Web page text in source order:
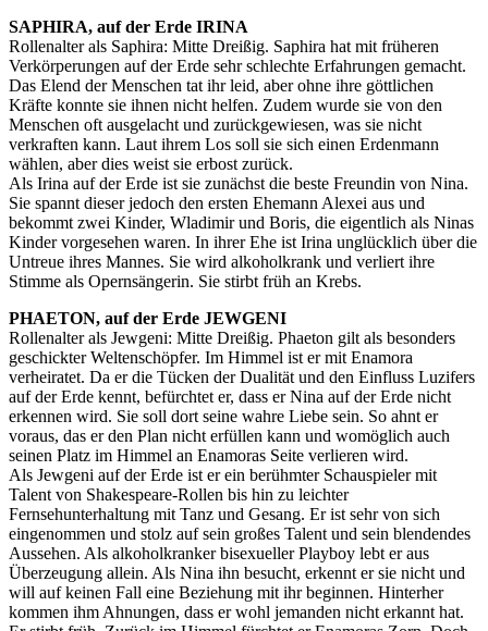
SAPHIRA, auf der Erde IRINA
Rollenalter als Saphira: Mitte Dreißig. Saphira hat mit früheren
Verkörperungen auf der Erde sehr schlechte Erfahrungen gemacht.
Das Elend der Menschen tat ihr leid, aber ohne ihre göttlichen
Kräfte konnte sie ihnen nicht helfen. Zudem wurde sie von den
Menschen oft ausgelacht und zurückgewiesen, was sie nicht
verkraften kann. Laut ihrem Los soll sie sich einen Erdenmann
wählen, aber dies weist sie erbost zurück.
Als Irina auf der Erde ist sie zunächst die beste Freundin von Nina.
Sie spannt dieser jedoch den ersten Ehemann Alexei aus und
bekommt zwei Kinder, Wladimir und Boris, die eigentlich als Ninas
Kinder vorgesehen waren. In ihrer Ehe ist Irina unglücklich über die
Untreue ihres Mannes. Sie wird alkoholkrank und verliert ihre
Stimme als Opernsängerin. Sie stirbt früh an Krebs.
PHAETON, auf der Erde JEWGENI
Rollenalter als Jewgeni: Mitte Dreißig. Phaeton gilt als besonders
geschickter Weltenschöpfer. Im Himmel ist er mit Enamora
verheiratet. Da er die Tücken der Dualität und den Einfluss Luzifers
auf der Erde kennt, befürchtet er, dass er Nina auf der Erde nicht
erkennen wird. Sie soll dort seine wahre Liebe sein. So ahnt er
voraus, das er den Plan nicht erfüllen kann und womöglich auch
seinen Platz im Himmel an Enamoras Seite verlieren wird.
Als Jewgeni auf der Erde ist er ein berühmter Schauspieler mit
Talent von Shakespeare-Rollen bis hin zu leichter
Fernsehunterhaltung mit Tanz und Gesang. Er ist sehr von sich
eingenommen und stolz auf sein großes Talent und sein blendendes
Aussehen. Als alkoholkranker bisexueller Playboy lebt er aus
Überzeugung allein. Als Nina ihn besucht, erkennt er sie nicht und
will auf keinen Fall eine Beziehung mit ihr beginnen. Hinterher
kommen ihm Ahnungen, dass er wohl jemanden nicht erkannt hat.